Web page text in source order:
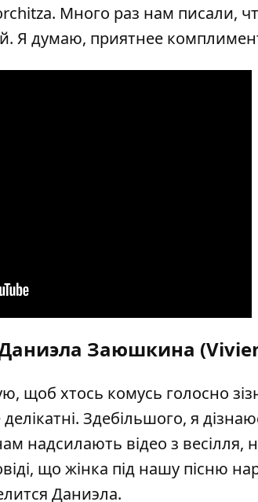
Много раз нам писали,
Я думаю, приятнее
Заюшкина
щоб хтось комусь голосно
Здебільшого, я
надсилають відео з весілля,
що жінка під нашу пісню
Даниэла.